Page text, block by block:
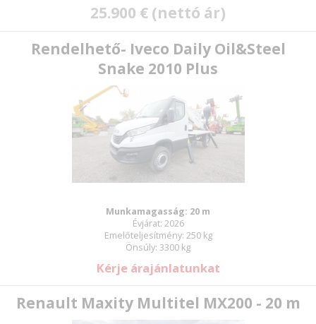
25.900 € (nettó ár)
Rendelhető- Iveco Daily Oil&Steel
Snake 2010 Plus
Munkamagasság: 20 m
Évjárat: 2026
Emelőteljesítmény: 250 kg
Önsúly: 3300 kg
Kérje árajánlatunkat
Renault Maxity Multitel MX200 - 20 m